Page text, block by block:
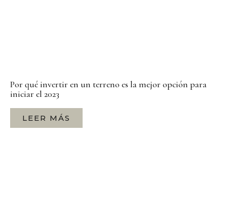
Por qué invertir en un terreno es la mejor opción para
iniciar el 2023
LEER MÁS